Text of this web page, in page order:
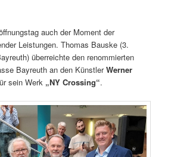
auch der Moment der
Leistungen. Thomas Bauske (3.
überreichte den renommierten
Bayreuth an den KünstlerWerner
sein Werk „NY Crossing“.